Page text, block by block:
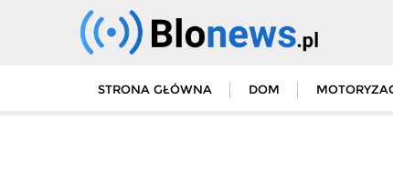
STRONA GŁÓWNA DOM